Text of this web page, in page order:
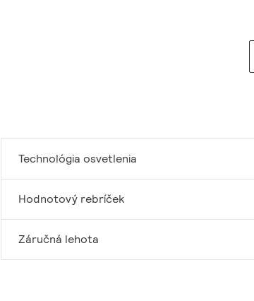
Technológia osvetlenia
Hodnotový rebríček
Záručná lehota